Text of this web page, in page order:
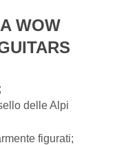
WOW
delle Alpi
figurati;